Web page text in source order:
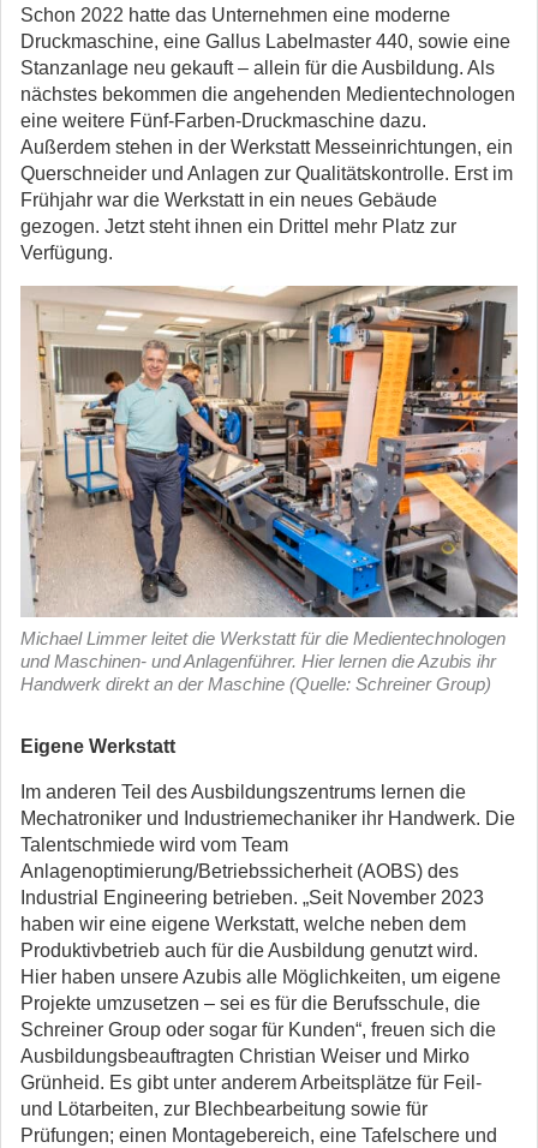
Schon 2022 hatte das Unternehmen eine moderne
Druckmaschine, eine Gallus Labelmaster 440, sowie eine
Stanzanlage neu gekauft – allein für die Ausbildung. Als
nächstes bekommen die angehenden Medientechnologen
eine weitere Fünf-Farben-Druckmaschine dazu.
Außerdem stehen in der Werkstatt Messeinrichtungen, ein
Querschneider und Anlagen zur Qualitätskontrolle. Erst im
Frühjahr war die Werkstatt in ein neues Gebäude
gezogen. Jetzt steht ihnen ein Drittel mehr Platz zur
Verfügung.
Michael Limmer leitet die Werkstatt für die Medientechnologen
und Maschinen- und Anlagenführer. Hier lernen die Azubis ihr
Handwerk direkt an der Maschine (Quelle: Schreiner Group)
Eigene Werkstatt
Im anderen Teil des Ausbildungszentrums lernen die
Mechatroniker und Industriemechaniker ihr Handwerk. Die
Talentschmiede wird vom Team
Anlagenoptimierung/Betriebssicherheit (AOBS) des
Industrial Engineering betrieben. „Seit November 2023
haben wir eine eigene Werkstatt, welche neben dem
Produktivbetrieb auch für die Ausbildung genutzt wird.
Hier haben unsere Azubis alle Möglichkeiten, um eigene
Projekte umzusetzen – sei es für die Berufsschule, die
Schreiner Group oder sogar für Kunden“, freuen sich die
Ausbildungsbeauftragten Christian Weiser und Mirko
Grünheid. Es gibt unter anderem Arbeitsplätze für Feil-
und Lötarbeiten, zur Blechbearbeitung sowie für
Prüfungen; einen Montagebereich, eine Tafelschere und